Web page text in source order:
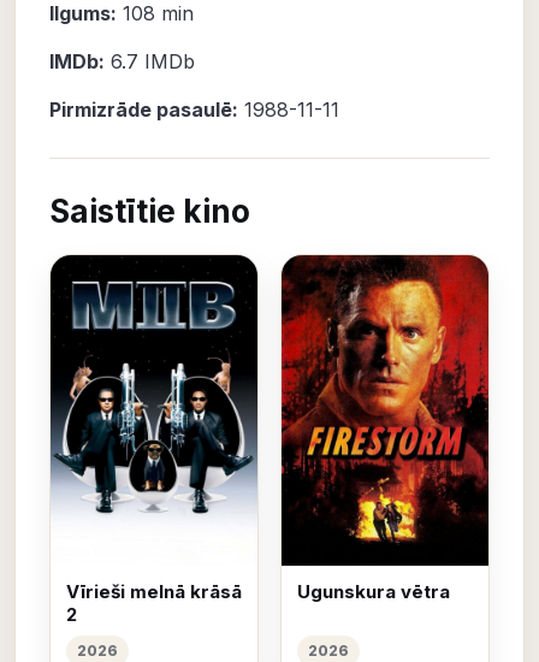
Ilgums: 108 min
IMDb: 6.7 IMDb
Pirmizrāde pasaulē: 1988-11-11
Saistītie kino
Vīrieši melnā krāsā
2
2026
Ugunskura vētra
2026